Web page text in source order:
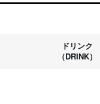
ドリンク
（DRINK）